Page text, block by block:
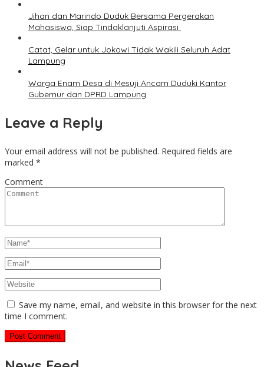
Jihan dan Marindo Duduk Bersama Pergerakan
Mahasiswa, Siap Tindaklanjuti Aspirasi
Catat, Gelar untuk Jokowi Tidak Wakili Seluruh Adat
Lampung
Warga Enam Desa di Mesuji Ancam Duduki Kantor
Gubernur dan DPRD Lampung
Leave a Reply
Your email address will not be published. Required fields are
marked *
Comment
Save my name, email, and website in this browser for the next
time I comment.